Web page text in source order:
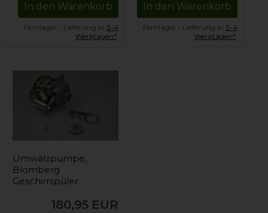
In den Warenkorb
Fernlager - Lieferung in 3-4
Werktagen*
In den Warenkorb
Fernlager - Lieferung in 3-4
Werktagen*
Umwälzpumpe,
Blomberg
Geschirrspüler
180,95 EUR